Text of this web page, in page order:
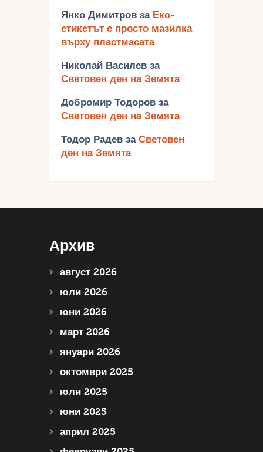
Янко Димитров за Еко-
етикетът е просто мазилка
върху пластмасата
Николай Василев за
Световен ден на Земята
Добромир Тодоров за
Световен ден на Земята
Тодор Радев за Световен
ден на Земята
Архив
август 2026
юли 2026
юни 2026
март 2026
януари 2026
октомври 2025
юли 2025
юни 2025
април 2025